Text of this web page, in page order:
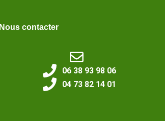
Nous contacter
06 38 93 98 06
04 73 82 14 01